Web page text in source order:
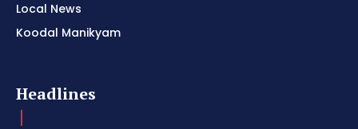
Local News
Koodal Manikyam
Headlines